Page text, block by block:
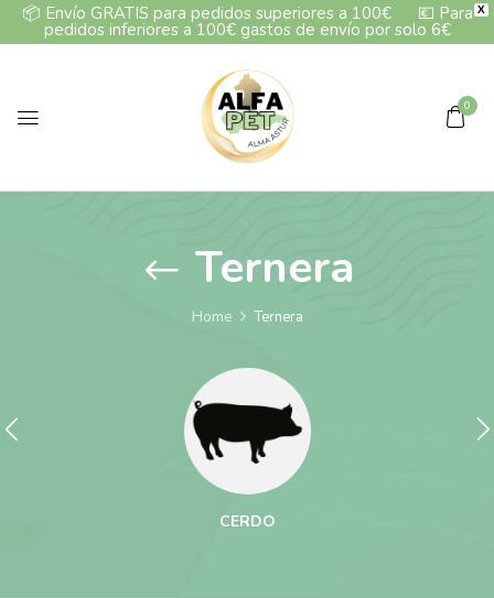
X
📦 Envío GRATIS para pedidos superiores a 100€💶 Para
pedidos inferiores a 100€ gastos de envío por solo 6€
0
Ternera
Home Ternera
CERDO